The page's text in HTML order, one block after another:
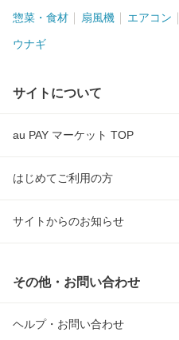
惣菜・食材 扇風機 エアコン
ウナギ
サイトについて
au PAY マーケット TOP
はじめてご利用の方
サイトからのお知らせ
その他・お問い合わせ
ヘルプ・お問い合わせ